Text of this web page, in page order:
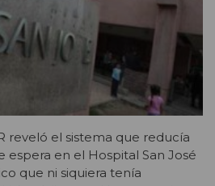
reveló el sistema que reducía
espera en el Hospital San José
que ni siquiera tenía